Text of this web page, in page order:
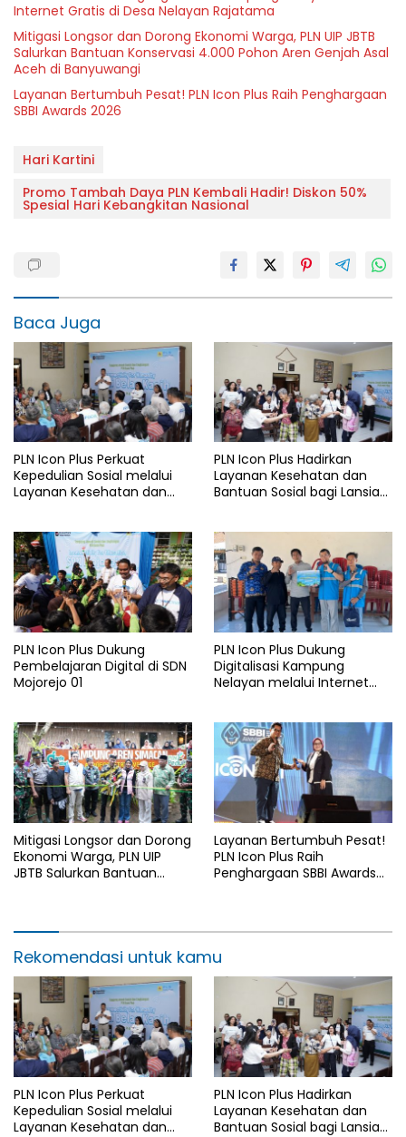
Internet Gratis di Desa Nelayan Rajatama
Mitigasi Longsor dan Dorong Ekonomi Warga, PLN UIP JBTB
Salurkan Bantuan Konservasi 4.000 Pohon Aren Genjah Asal
Aceh di Banyuwangi
Layanan Bertumbuh Pesat! PLN Icon Plus Raih Penghargaan
SBBI Awards 2026
Hari Kartini
Promo Tambah Daya PLN Kembali Hadir! Diskon 50%
Spesial Hari Kebangkitan Nasional
Baca Juga
PLN Icon Plus Perkuat
Kepedulian Sosial melalui
Layanan Kesehatan dan
PLN Icon Plus Hadirkan
Layanan Kesehatan dan
Bantuan Sosial bagi Lansia
PLN Icon Plus Dukung
Pembelajaran Digital di SDN
Mojorejo 01
PLN Icon Plus Dukung
Digitalisasi Kampung
Nelayan melalui Internet
Mitigasi Longsor dan Dorong
Ekonomi Warga, PLN UIP
JBTB Salurkan Bantuan
Layanan Bertumbuh Pesat!
PLN Icon Plus Raih
Penghargaan SBBI Awards
Rekomendasi untuk kamu
PLN Icon Plus Perkuat
Kepedulian Sosial melalui
Layanan Kesehatan dan
PLN Icon Plus Hadirkan
Layanan Kesehatan dan
Bantuan Sosial bagi Lansia